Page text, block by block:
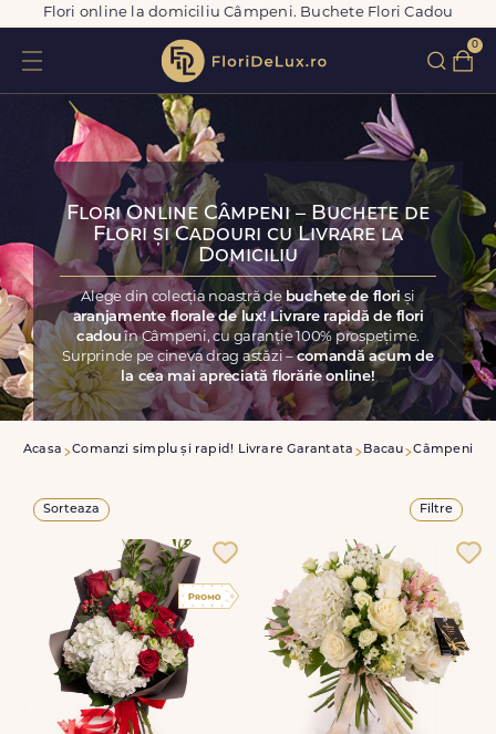
Flori online la domiciliu Câmpeni. Buchete Flori Cadou
0
Flori Online Câmpeni – Buchete de
Flori și Cadouri cu Livrare la
Domiciliu
Alege din colecția noastră de buchete de floriși
aranjamente florale de lux! Livrare rapidă de flori
cadouîn Câmpeni, cu garanție 100% prospețime.
Surprinde pe cineva drag astăzi –comandă acum de
la cea mai apreciată florărie online!
Acasa Comanzi simplu și rapid! Livrare Garantata Bacau Câmpeni
Sorteaza Filtre